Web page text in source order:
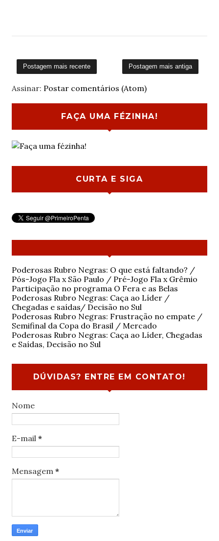
Postagem mais recente Postagem mais antiga
Assinar: Postar comentários (Atom)
FAÇA UMA FÉZINHA!
CURTA E SIGA
Poderosas Rubro Negras: O que está faltando? /
Pós-Jogo Fla x São Paulo / Pré-Jogo Fla x Grêmio
Participação no programa O Fera e as Belas
Poderosas Rubro Negras: Caça ao Líder /
Chegadas e saídas/ Decisão no Sul
Poderosas Rubro Negras: Frustração no empate /
Semifinal da Copa do Brasil / Mercado
Poderosas Rubro Negras: Caça ao Líder, Chegadas
e Saídas, Decisão no Sul
DÚVIDAS? ENTRE EM CONTATO!
Nome
E-mail *
Mensagem *